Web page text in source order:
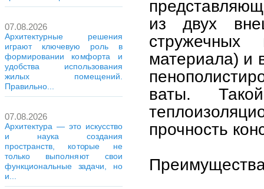
07.08.2026
Архитектурные решения
играют ключевую роль в
формировании комфорта и
удобства использования
жилых помещений.
Правильно...
07.08.2026
Архитектура — это искусство
и наука создания
пространств, которые не
только выполняют свои
функциональные задачи, но
и...
из двух
материала) и
ваты.
прочность